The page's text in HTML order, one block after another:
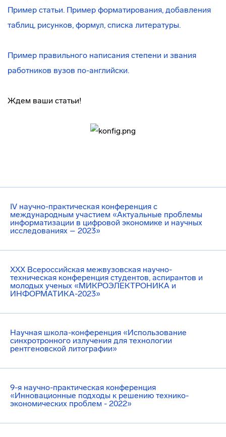
IV научно-практическая конференция с
международным участием «Актуальные проблемы
информатизации в цифровой экономике и научных
исследованиях – 2023»
XXX Всероссийская межвузовская научно-
техническая конференция студентов, аспирантов и
молодых ученых «МИКРОЭЛЕКТРОНИКА и
ИНФОРМАТИКА-2023»
Научная школа-конференция «Использование
синхротронного излучения для технологии
рентгеновской литографии»
9-я научно-практическая конференция
«Инновационные подходы к решению технико-
экономических проблем - 2022»
Пример статьи. Пример форматирования, добавления
таблиц, рисунков, формул, списка литературы.
Пример правильного написания степени и звания
работников вузов по-английски.
Ждем ваши статьи!